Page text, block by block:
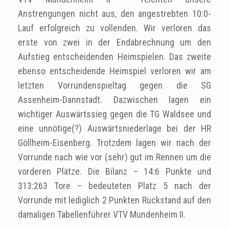
Anstrengungen nicht aus, den angestrebten 10:0-
Lauf erfolgreich zu vollenden. Wir verloren das
erste von zwei in der Endabrechnung um den
Aufstieg entscheidenden Heimspielen. Das zweite
ebenso entscheidende Heimspiel verloren wir am
letzten Vorrundenspieltag gegen die SG
Assenheim-Dannstadt. Dazwischen lagen ein
wichtiger Auswärtssieg gegen die TG Waldsee und
eine unnötige(?) Auswärtsniederlage bei der HR
Göllheim-Eisenberg. Trotzdem lagen wir nach der
Vorrunde nach wie vor (sehr) gut im Rennen um die
vorderen Plätze. Die Bilanz – 14:6 Punkte und
313:263 Tore – bedeuteten Platz 5 nach der
Vorrunde mit lediglich 2 Punkten Rückstand auf den
damaligen Tabellenführer VTV Mundenheim II.